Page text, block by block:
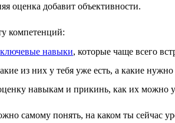
оценка добавит объективности.
компетенций:
ключевые навыки, которые чаще всего
из них у тебя уже есть, а какие нужно
навыкам и прикинь, как их можно
самому понять, на каком ты сейчас